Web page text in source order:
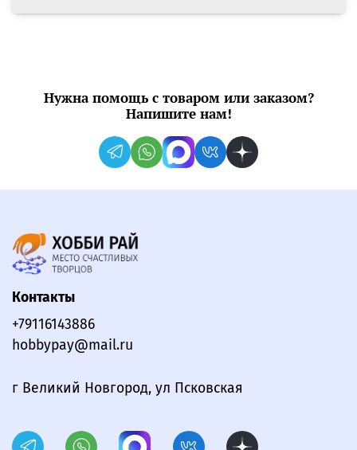
Нужна помощь с товаром или заказом?
Напишите нам!
Контакты
+79116143886
hobbypay@mail.ru
г Великий Новгород, ул Псковская